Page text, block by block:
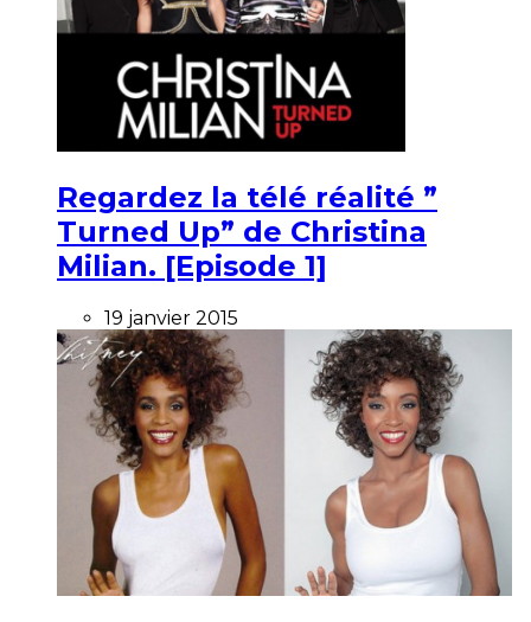
Regardez la télé réalité ”
Turned Up” de Christina
Milian. [Episode 1]
19 janvier 2015